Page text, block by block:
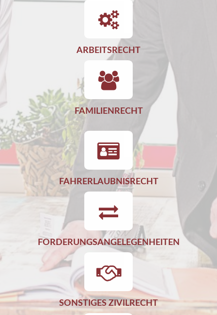
ARBEITSRECHT
FAMILIENRECHT
FAHRERLAUBNISRECHT
FORDERUNGSANGELEGENHEITEN
SONSTIGES ZIVILRECHT